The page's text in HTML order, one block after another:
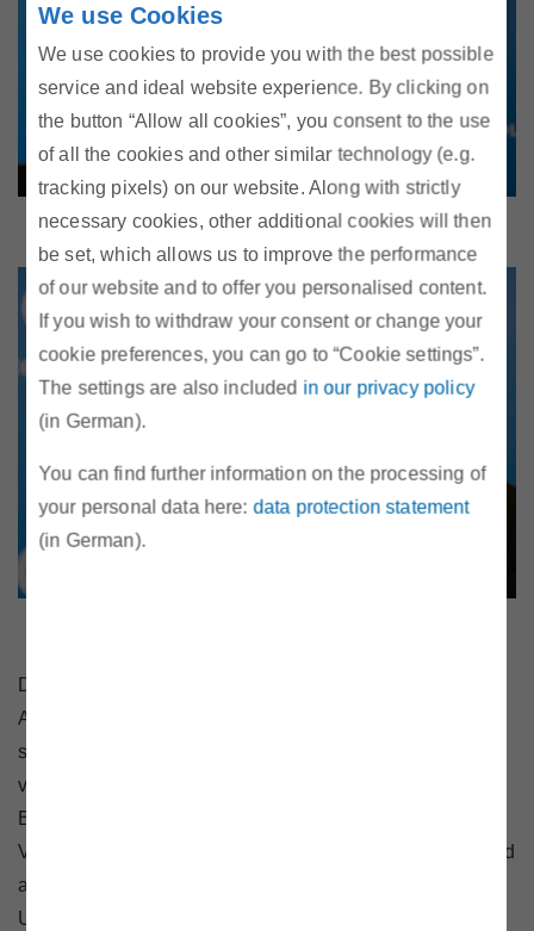
We use Cookies
We use cookies to provide you with the best possible
service and ideal website experience. By clicking on
the button “Allow all cookies”, you consent to the use
of all the cookies and other similar technology (e.g.
tracking pixels) on our website. Along with strictly
necessary cookies, other additional cookies will then
be set, which allows us to improve the performance
of our website and to offer you personalised content.
If you wish to withdraw your consent or change your
cookie preferences, you can go to “Cookie settings”.
The settings are also included in our privacy policy
(in German).
You can find further information on the processing of
your personal data here:data protection statement
(in German).
Dr. Patrick Graichen, Direktor Agora Energiewende
Dr. Patrick Graichen ist seit Jänner 2014 Direktor der
Agora Energiewende. Graichen war zuvor
stellvertretender Direktor des Think-Tanks und arbeitete
von 2001 bis 2012 im deutschen
Bundesumweltministerium. Dr. Patrick Graichen hat
Volkswirtschaftslehre und Politikwissenschaft studiert und
am Interdisziplinären Institut für Umweltökonomie der
Universität Heidelberg promoviert. Die Agora